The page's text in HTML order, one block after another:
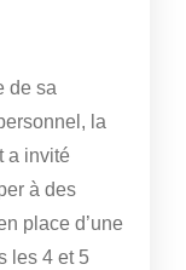
de sa
la
a invité
à des
place d’une
les 4 et 5